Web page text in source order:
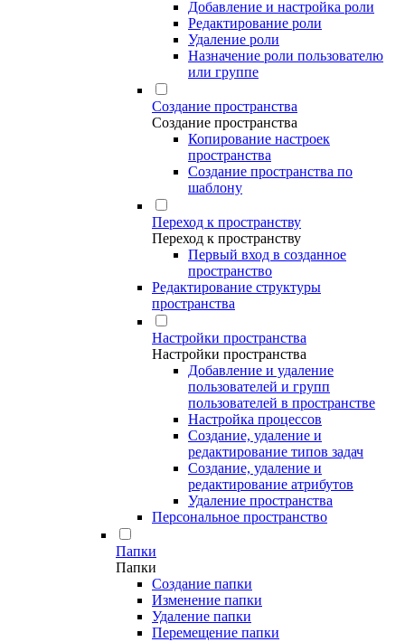
Добавление и настройка роли
Редактирование роли
Удаление роли
Назначение роли пользователю
или группе
Создание пространства
Создание пространства
Копирование настроек
пространства
Создание пространства по
шаблону
Переход к пространству
Переход к пространству
Первый вход в созданное
пространство
Редактирование структуры
пространства
Настройки пространства
Настройки пространства
Добавление и удаление
пользователей и групп
пользователей в пространстве
Настройка процессов
Создание, удаление и
редактирование типов задач
Создание, удаление и
редактирование атрибутов
Удаление пространства
Персональное пространство
Папки
Папки
Создание папки
Изменение папки
Удаление папки
Перемещение папки